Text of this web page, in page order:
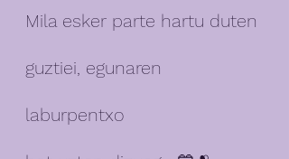
Mila esker parte hartu duten
guztiei, egunaren
laburpentxo